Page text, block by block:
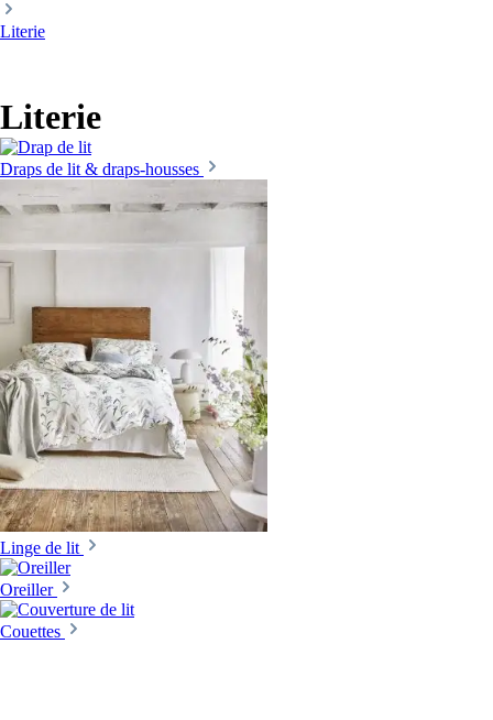
Literie
Literie
Draps de lit & draps-housses
Linge de lit
Oreiller
Couettes